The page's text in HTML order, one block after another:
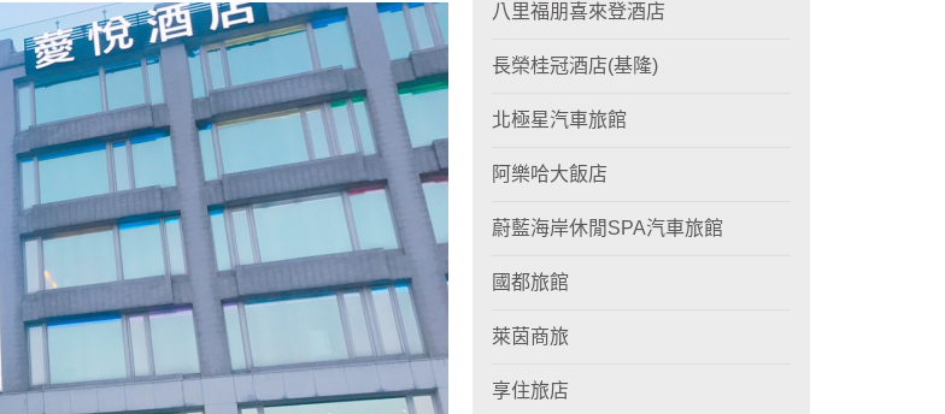
八里福朋喜來登酒店
長榮桂冠酒店(基隆)
北極星汽車旅館
阿樂哈大飯店
蔚藍海岸休閒SPA汽車旅館
國都旅館
萊茵商旅
享住旅店